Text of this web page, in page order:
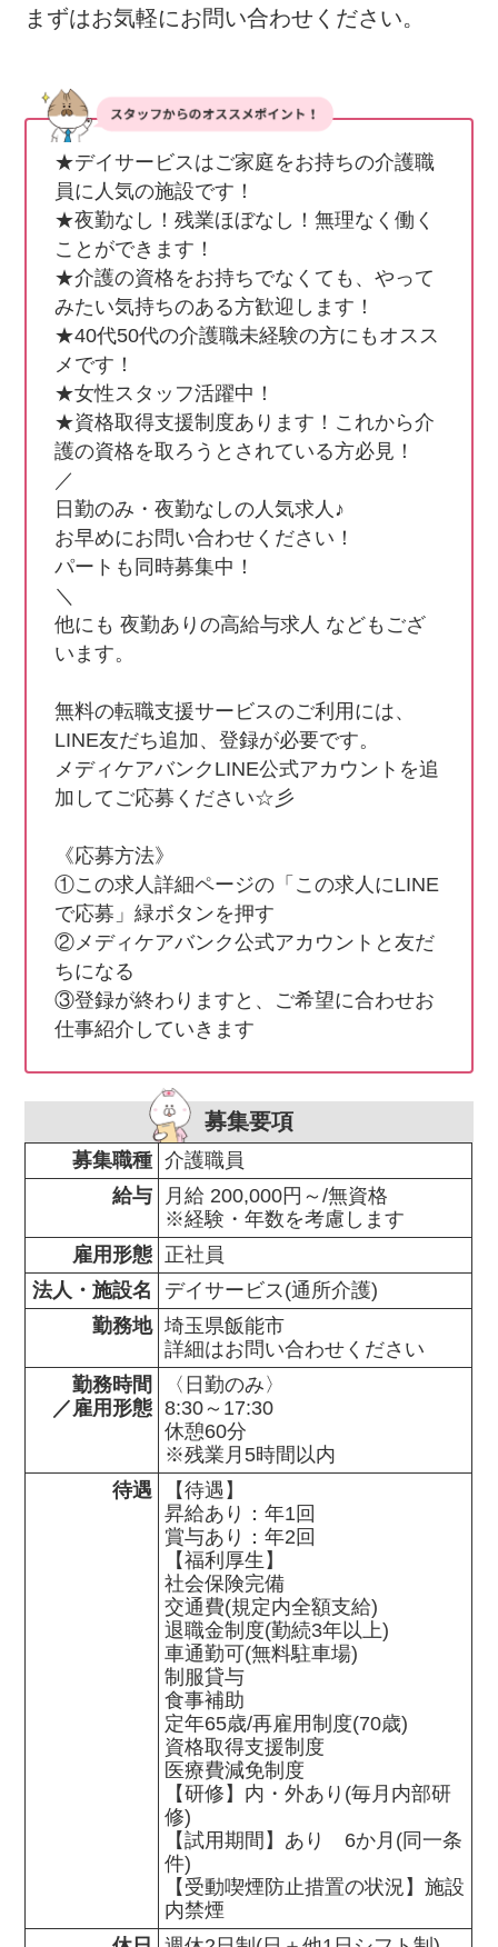
まずはお気軽にお問い合わせください。
★デイサービスはご家庭をお持ちの介護職
員に人気の施設です！
★夜勤なし！残業ほぼなし！無理なく働く
ことができます！
★介護の資格をお持ちでなくても、やって
みたい気持ちのある方歓迎します！
★40代50代の介護職未経験の方にもオスス
メです！
★女性スタッフ活躍中！
★資格取得支援制度あります！これから介
護の資格を取ろうとされている方必見！
／
日勤のみ・夜勤なしの人気求人♪
お早めにお問い合わせください！
パートも同時募集中！
＼
他にも 夜勤ありの高給与求人 などもござ
います。
無料の転職支援サービスのご利用には、
LINE友だち追加、登録が必要です。
メディケアバンクLINE公式アカウントを追
加してご応募ください☆彡
《応募方法》
①この求人詳細ページの「この求人にLINE
で応募」緑ボタンを押す
②メディケアバンク公式アカウントと友だ
ちになる
③登録が終わりますと、ご希望に合わせお
仕事紹介していきます
募集要項
募集職種 介護職員
給与
月給 200,000円～/無資格
※経験・年数を考慮します
雇用形態 正社員
法人・施設名
デイサービス(通所介護)
勤務地 埼玉県飯能市
詳細はお問い合わせください
勤務時間
／雇用形態
〈日勤のみ〉
8:30～17:30
休憩60分
※残業月5時間以内
待遇
【待遇】
昇給あり：年1回
賞与あり：年2回
【福利厚生】
社会保険完備
交通費(規定内全額支給)
退職金制度(勤続3年以上)
車通勤可(無料駐車場)
制服貸与
食事補助
定年65歳/再雇用制度(70歳)
資格取得支援制度
医療費減免制度
【研修】内・外あり(毎月内部研
修)
【試用期間】あり　6か月(同一条
件)
【受動喫煙防止措置の状況】施設
内禁煙